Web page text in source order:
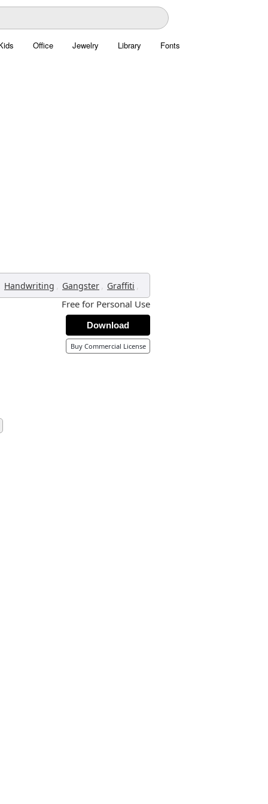
Office Jewelry Library Fonts
Handwriting , Gangster , Graffiti ,
Free for Personal Use
Download
Buy Commercial License